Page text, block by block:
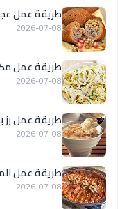
طريقة عمل
2026-07-08
طريقة عمل
2026-07-08
طريقة عمل رز
2026-07-08
طريقة عمل
2026-07-08